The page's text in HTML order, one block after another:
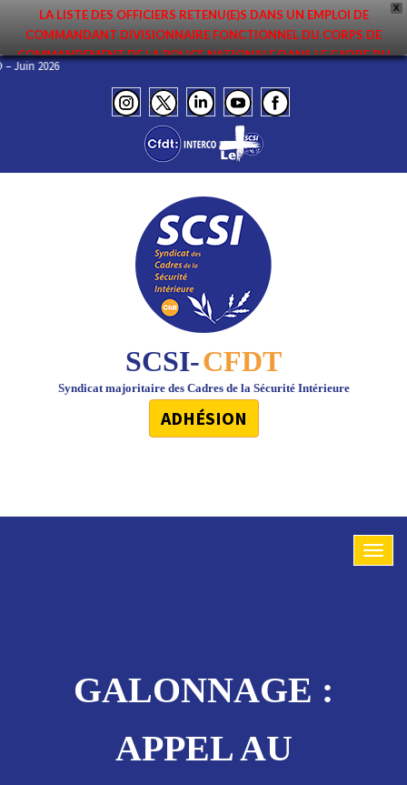
X
LA LISTE DES OFFICIERS RETENU(E)S DANS UN EMPLOI DE
COMMANDANT DIVISIONNAIRE FONCTIONNEL DU CORPS DE
COMMANDEMENT DE LA POLICE NATIONALE DANS LE CADRE DU
PREMIER MOUVEMENT 2026 A ÉTÉ DIFFUSÉE. ELLE EST DISPONIBLE EN
PAGES PROTÉGÉES DU SITE. FÉLICITATIONS AUX NOMMÉ(E)S !
– Juin 2026
SCSI-CFDT
Syndicat majoritaire des Cadres de la Sécurité Intérieure
ADHÉSION
GALONNAGE :
APPEL AU